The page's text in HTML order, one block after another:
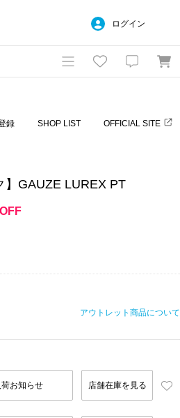
ログイン
録 SHOP LIST OFFICIAL SITE
】GAUZE LUREX PT
アウトレット商品について
お知らせ 店舗在庫を見る